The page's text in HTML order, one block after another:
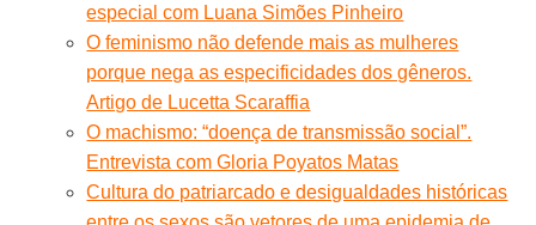
especial com Luana Simões Pinheiro
O feminismo não defende mais as mulheres
porque nega as especificidades dos gêneros.
Artigo de Lucetta Scaraffia
O machismo: “doença de transmissão social”.
Entrevista com Gloria Poyatos Matas
Cultura do patriarcado e desigualdades históricas